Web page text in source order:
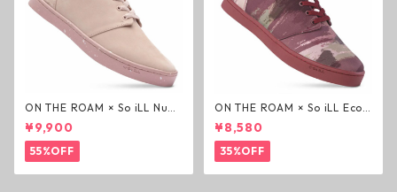
ON THE ROAM × So iLL Nubu
ck Wino ライフスタイルシュ
ーズ ダーティーピンク オンザ
ローム ジェイソンモモア OTR
スニーカー
¥9,900
55%OFF
ON THE ROAM × So iLL Eco
Camo Wino ライフスタイル
シューズ カモ オンザローム ジ
ェイソンモモア OTR スニーカ
ー
¥8,580
35%OFF